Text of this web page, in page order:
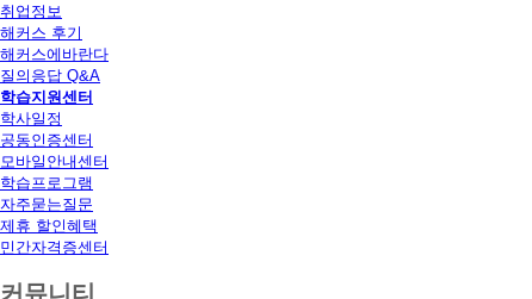
취업정보
해커스 후기
해커스에바란다
질의응답 Q&A
학습지원센터
학사일정
공동인증센터
모바일안내센터
학습프로그램
자주묻는질문
제휴 할인혜택
민간자격증센터
커뮤니티